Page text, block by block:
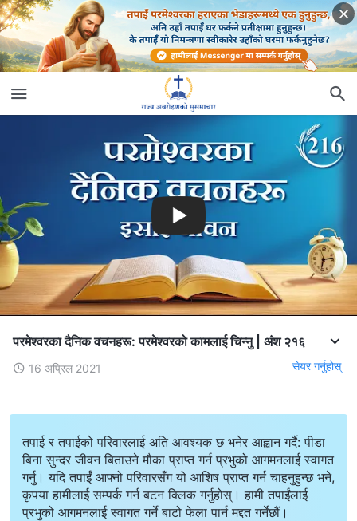
परमेश्‍वरका दैनिक वचनहरू: परमेश्‍वरको कामलाई चिन्‍नु | अंश २१६
16 अप्रिल 2021 सेयर गर्नुहोस्
तपाई र तपाईको परिवारलाई अति आवश्यक छ भनेर आह्वान गर्दै: पीडा
बिना सुन्दर जीवन बिताउने मौका प्राप्त गर्न प्रभुको आगमनलाई स्वागत
गर्नु। यदि तपाईं आफ्नो परिवारसँग यो आशिष प्राप्त गर्न चाहनुहुन्छ भने,
कृपया हामीलाई सम्पर्क गर्न बटन क्लिक गर्नुहोस्। हामी तपाईंलाई
प्रभुको आगमनलाई स्वागत गर्ने बाटो फेला पार्न मद्दत गर्नेछौं।